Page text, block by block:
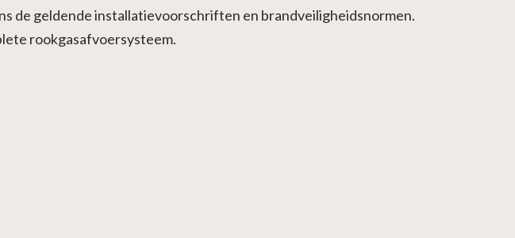
de geldende installatievoorschriften en brandveiligheidsnormen.
rookgasafvoersysteem.